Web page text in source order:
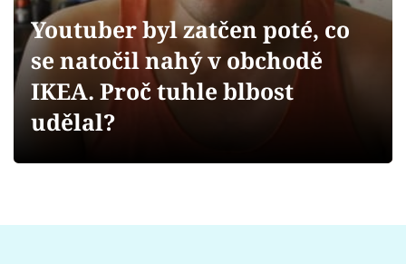
Videa
Sledujte prima+
Youtuber byl zatčen poté, co
se natočil nahý v obchodě
IKEA. Proč tuhle blbost
udělal?